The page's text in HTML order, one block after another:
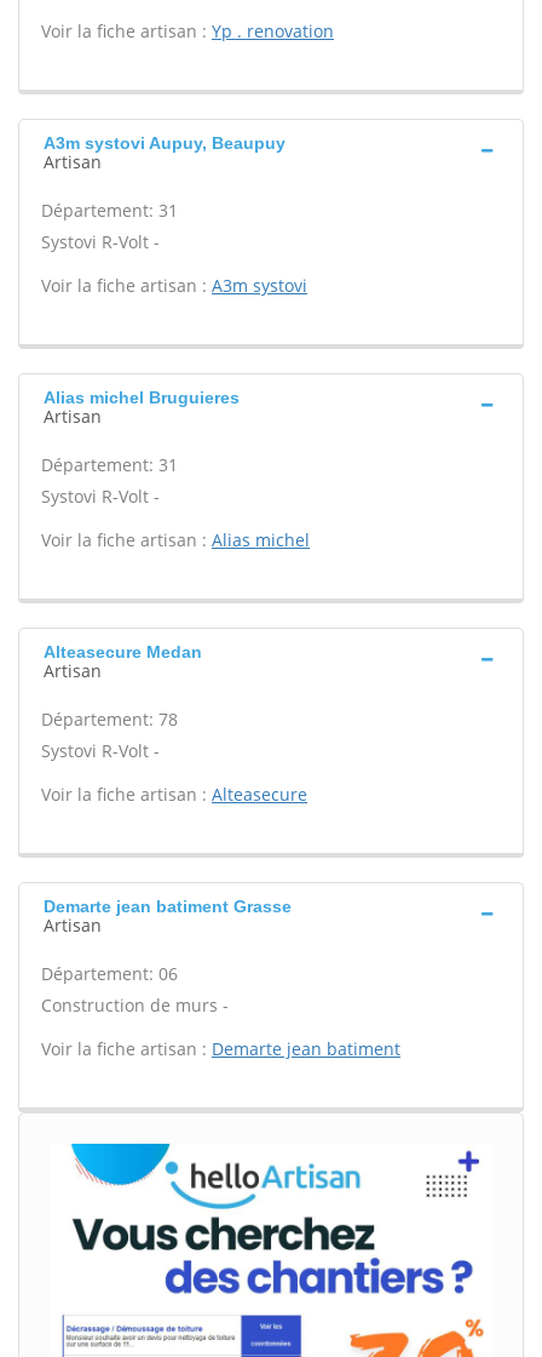
Voir la fiche artisan : Yp . renovation
A3m systovi Aupuy, Beaupuy
Artisan
Département: 31
Systovi R-Volt -
Voir la fiche artisan : A3m systovi
Alias michel Bruguieres
Artisan
Département: 31
Systovi R-Volt -
Voir la fiche artisan : Alias michel
Alteasecure Medan
Artisan
Département: 78
Systovi R-Volt -
Voir la fiche artisan : Alteasecure
Demarte jean batiment Grasse
Artisan
Département: 06
Construction de murs -
Voir la fiche artisan : Demarte jean batiment